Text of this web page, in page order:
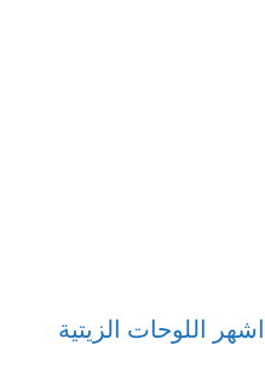
اشهر اللوحات الزيتية